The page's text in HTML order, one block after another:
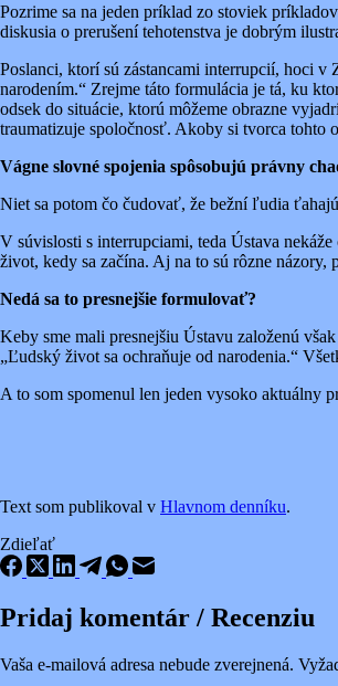
Pozrime sa na jeden príklad zo stoviek
diskusia o prerušení tehotenstva je dobrým
Poslanci, ktorí sú zástancami interrupcií, hoci v
narodením.“ Zrejme táto formulácia je tá, ku
odsek do situácie, ktorú môžeme obrazne
traumatizuje spoločnosť. Akoby si tvorca tohto
Vágne slovné spojenia spôsobujú právny
Niet sa potom čo čudovať, že bežní ľudia
V súvislosti s interrupciami, teda Ústava
život, kedy sa začína. Aj na to sú rôzne
Nedá sa to presnejšie formulovať?
Keby sme mali presnejšiu Ústavu založenú
„Ľudský život sa ochraňuje od narodenia.“
A to som spomenul len jeden vysoko aktuálny
Text som publikoval v Hlavnom denníku.
Zdieľať
Pridaj komentár / Recenziu
Vaša e-mailová adresa nebude zverejnená.